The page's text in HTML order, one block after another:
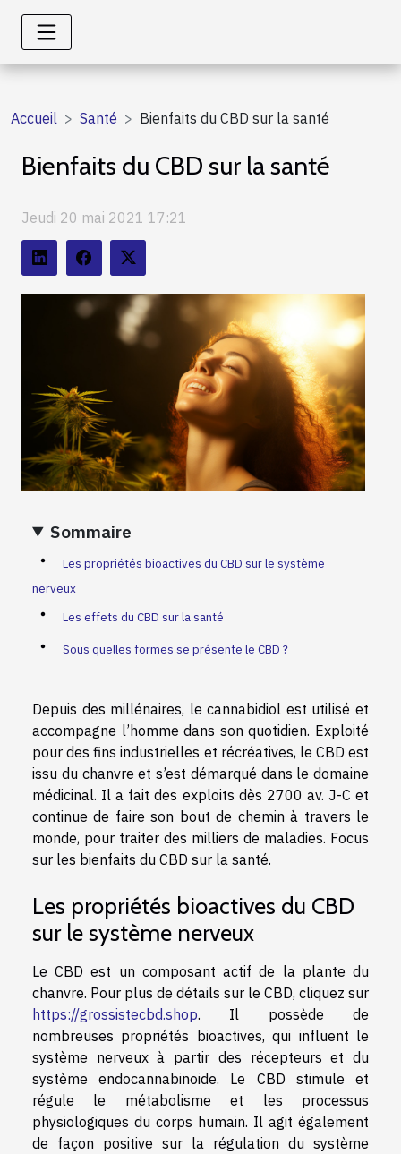
Accueil Santé Bienfaits du CBD sur la santé
Bienfaits du CBD sur la santé
Jeudi 20 mai 2021 17:21
Sommaire
Les propriétés bioactives du CBD sur le système
nerveux
Les effets du CBD sur la santé
Sous quelles formes se présente le CBD ?
Depuis des millénaires, le cannabidiol est utilisé et
accompagne l’homme dans son quotidien. Exploité
pour des fins industrielles et récréatives, le CBD est
issu du chanvre et s’est démarqué dans le domaine
médicinal. Il a fait des exploits dès 2700 av. J-C et
continue de faire son bout de chemin à travers le
monde, pour traiter des milliers de maladies. Focus
sur les bienfaits du CBD sur la santé.
Les propriétés bioactives du CBD
sur le système nerveux
Le CBD est un composant actif de la plante du
chanvre. Pour plus de détails sur le CBD, cliquez sur
https://grossistecbd.shop. Il possède de
nombreuses propriétés bioactives, qui influent le
système nerveux à partir des récepteurs et du
système endocannabinoide. Le CBD stimule et
régule le métabolisme et les processus
physiologiques du corps humain. Il agit également
de façon positive sur la régulation du système